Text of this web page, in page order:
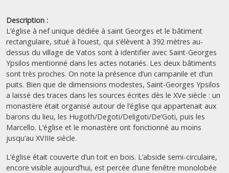
Description :
L’église à nef unique dédiée à saint Georges et le bâtiment
rectangulaire, situé à l’ouest, qui s’élèvent à 392 mètres au-
dessus du village de Vatos sont à identifier avec Saint-Georges
Ypsilos mentionné dans les actes notariés. Les deux bâtiments
sont très proches. On note la présence d’un campanile et d’un
puits. Bien que de dimensions modestes, Saint-Georges Ypsilos
a laissé des traces dans les sources écrites dès le XVe siècle : un
monastère était organisé autour de l’église qui appartenait aux
barons du lieu, les Hugoth/Degoti/Deligoti/De’Goti, puis les
Marcello. L’église et le monastère ont fonctionné au moins
jusqu’au XVIIIe siècle.
L’église était couverte d’un toit en bois. L’abside semi-circulaire,
encore visible aujourd’hui, est percée d’une fenêtre monolobée